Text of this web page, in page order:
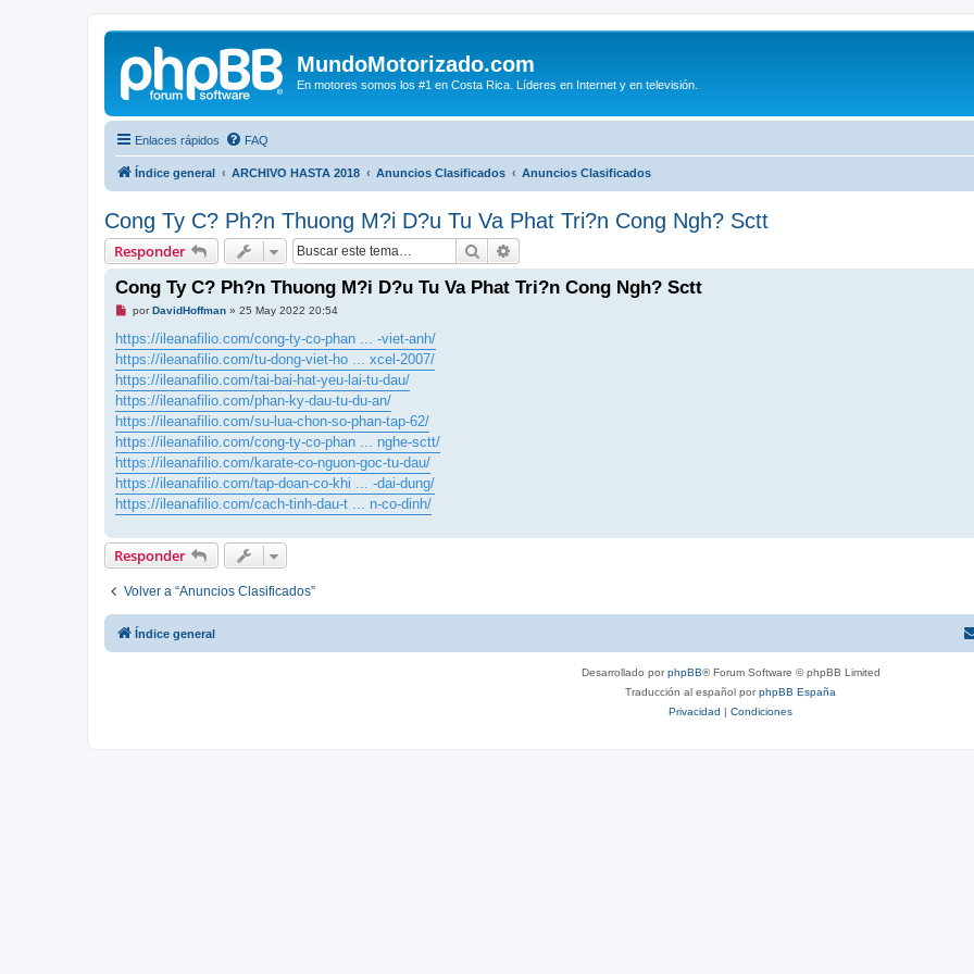
MundoMotorizado.com
En motores somos los #1 en Costa Rica. Líderes en Internet y en televisión.
Enlaces rápidos FAQ
Índice general ARCHIVO HASTA 2018 Anuncios Clasificados Anuncios Clasificados
Cong Ty C? Ph?n Thuong M?i D?u Tu Va Phat Tri?n Cong Ngh? Sctt
Responder Buscar
Cong Ty C? Ph?n Thuong M?i D?u Tu Va Phat Tri?n Cong Ngh? Sctt
M
n
s
a
j
e
s
i
n
l
e
e
r
porDavidHoffman» 25 May 2022 20:54
https://ileanafilio.com/cong-ty-co-phan ... -viet-anh/
https://ileanafilio.com/tu-dong-viet-ho ... xcel-2007/
https://ileanafilio.com/tai-bai-hat-yeu-lai-tu-dau/
https://ileanafilio.com/phan-ky-dau-tu-du-an/
https://ileanafilio.com/su-lua-chon-so-phan-tap-62/
https://ileanafilio.com/cong-ty-co-phan ... nghe-sctt/
https://ileanafilio.com/karate-co-nguon-goc-tu-dau/
https://ileanafilio.com/tap-doan-co-khi ... -dai-dung/
https://ileanafilio.com/cach-tinh-dau-t ... n-co-dinh/
Responder
Volver a “Anuncios Clasificados”
Índice general
Desarrollado porphpBB® Forum Software © phpBB Limited
Traducción al español porphpBB España
Privacidad | Condiciones